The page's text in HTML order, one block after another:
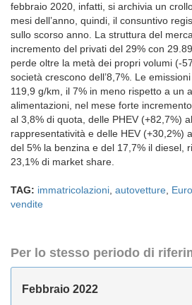
febbraio 2020, infatti, si archivia un
mesi dell’anno, quindi, il consuntivo
sullo scorso anno. La struttura del
incremento del privati del 29% con
perde oltre la metà dei propri volumi (-
società crescono dell’8,7%. Le
119,9 g/km, il 7% in meno rispetto a un
alimentazioni, nel mese forte
al 3,8% di quota, delle PHEV (+82,7%)
rappresentatività e delle HEV (+30,2%)
del 5% la benzina e del 17,7% il diesel,
23,1% di market share.
TAG: immatricolazioni autovetture
vendite
Per lo stesso periodo di
Febbraio 2022